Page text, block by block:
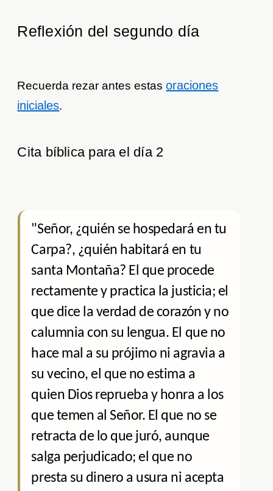
Reflexión del segundo día
Recuerda rezar antes estasoraciones
iniciales.
Cita bíblica para el día 2
"Señor, ¿quién se hospedará en tu
Carpa?, ¿quién habitará en tu
santa Montaña? El que procede
rectamente y practica la justicia; el
que dice la verdad de corazón y no
calumnia con su lengua. El que no
hace mal a su prójimo ni agravia a
su vecino, el que no estima a
quien Dios reprueba y honra a los
que temen al Señor. El que no se
retracta de lo que juró, aunque
salga perjudicado; el que no
presta su dinero a usura ni acepta